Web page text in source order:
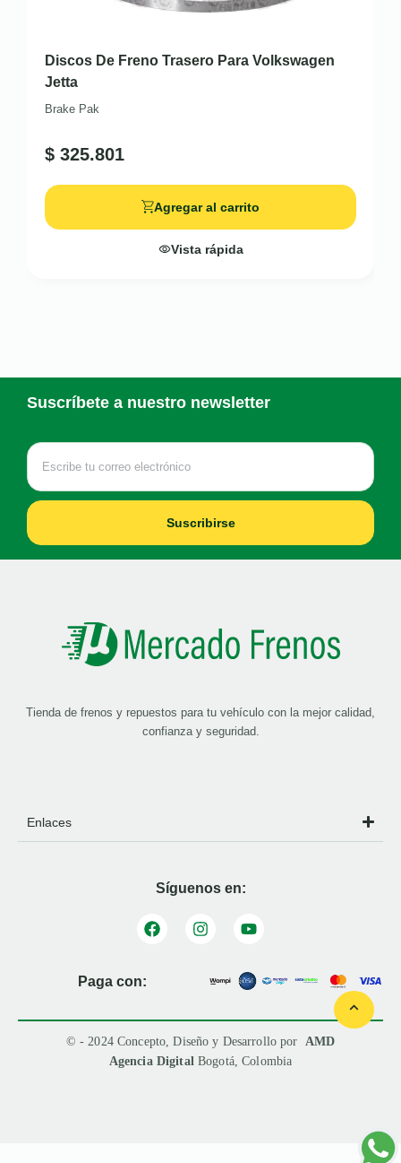
Discos De Freno Trasero Para Volkswagen
Jetta
Brake Pak
$ 325.801
Agregar al carrito
Vista rápida
Suscríbete a nuestro newsletter
Suscribirse
Tienda de frenos y repuestos para tu vehículo con la mejor calidad,
confianza y seguridad.
Enlaces
Síguenos en:
Paga con:
© - 2024 Concepto, Diseño y Desarrollo por AMD
Agencia Digital Bogotá, Colombia